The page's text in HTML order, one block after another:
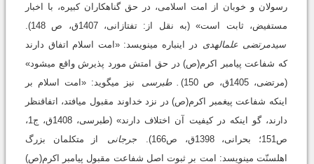
رسولان و خوبان از امت اسلامی، در حق گناهکاران کبیره، با اخبار
مستفیض، ثابت است» (به نقل از: تفتازانی، 1407ق، ص 148).
سیدمرتضی علم‏الهدی در این‏باره می‏نویسد: «امت اسلام اتفاق دارند
که شفاعت پیامبر اکرم(ص) در حق امتش مورد پذیرش واقع می‏شود»
(مرتضى، 1405ق، ص 150)
. طبرسی
نیز می‏گوید: «امت اسلام بر
اینکه شفاعت پیغمبر اکرم(ص) در نزد خداوند مقبول می‏افتد، اتفاق‏نظر
دارند، گو اینکه در کیفیت آن اختلاف دارند» (طبرسى، 1408ق، ج1،
ص151؛ بحرانى، 1398ق، ص166).
جرجانی
از متکلمان بزرگ
اهل‏سنّت می‏نویسد: امت بر ثبوت اصل شفاعت مقبول پیامبر اکرم(ص)